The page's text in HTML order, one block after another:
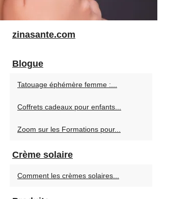
zinasante.com
Blogue
Tatouage éphémère femme :...
Coffrets cadeaux pour enfants...
Zoom sur les Formations pour...
Crème solaire
Comment les crèmes solaires...